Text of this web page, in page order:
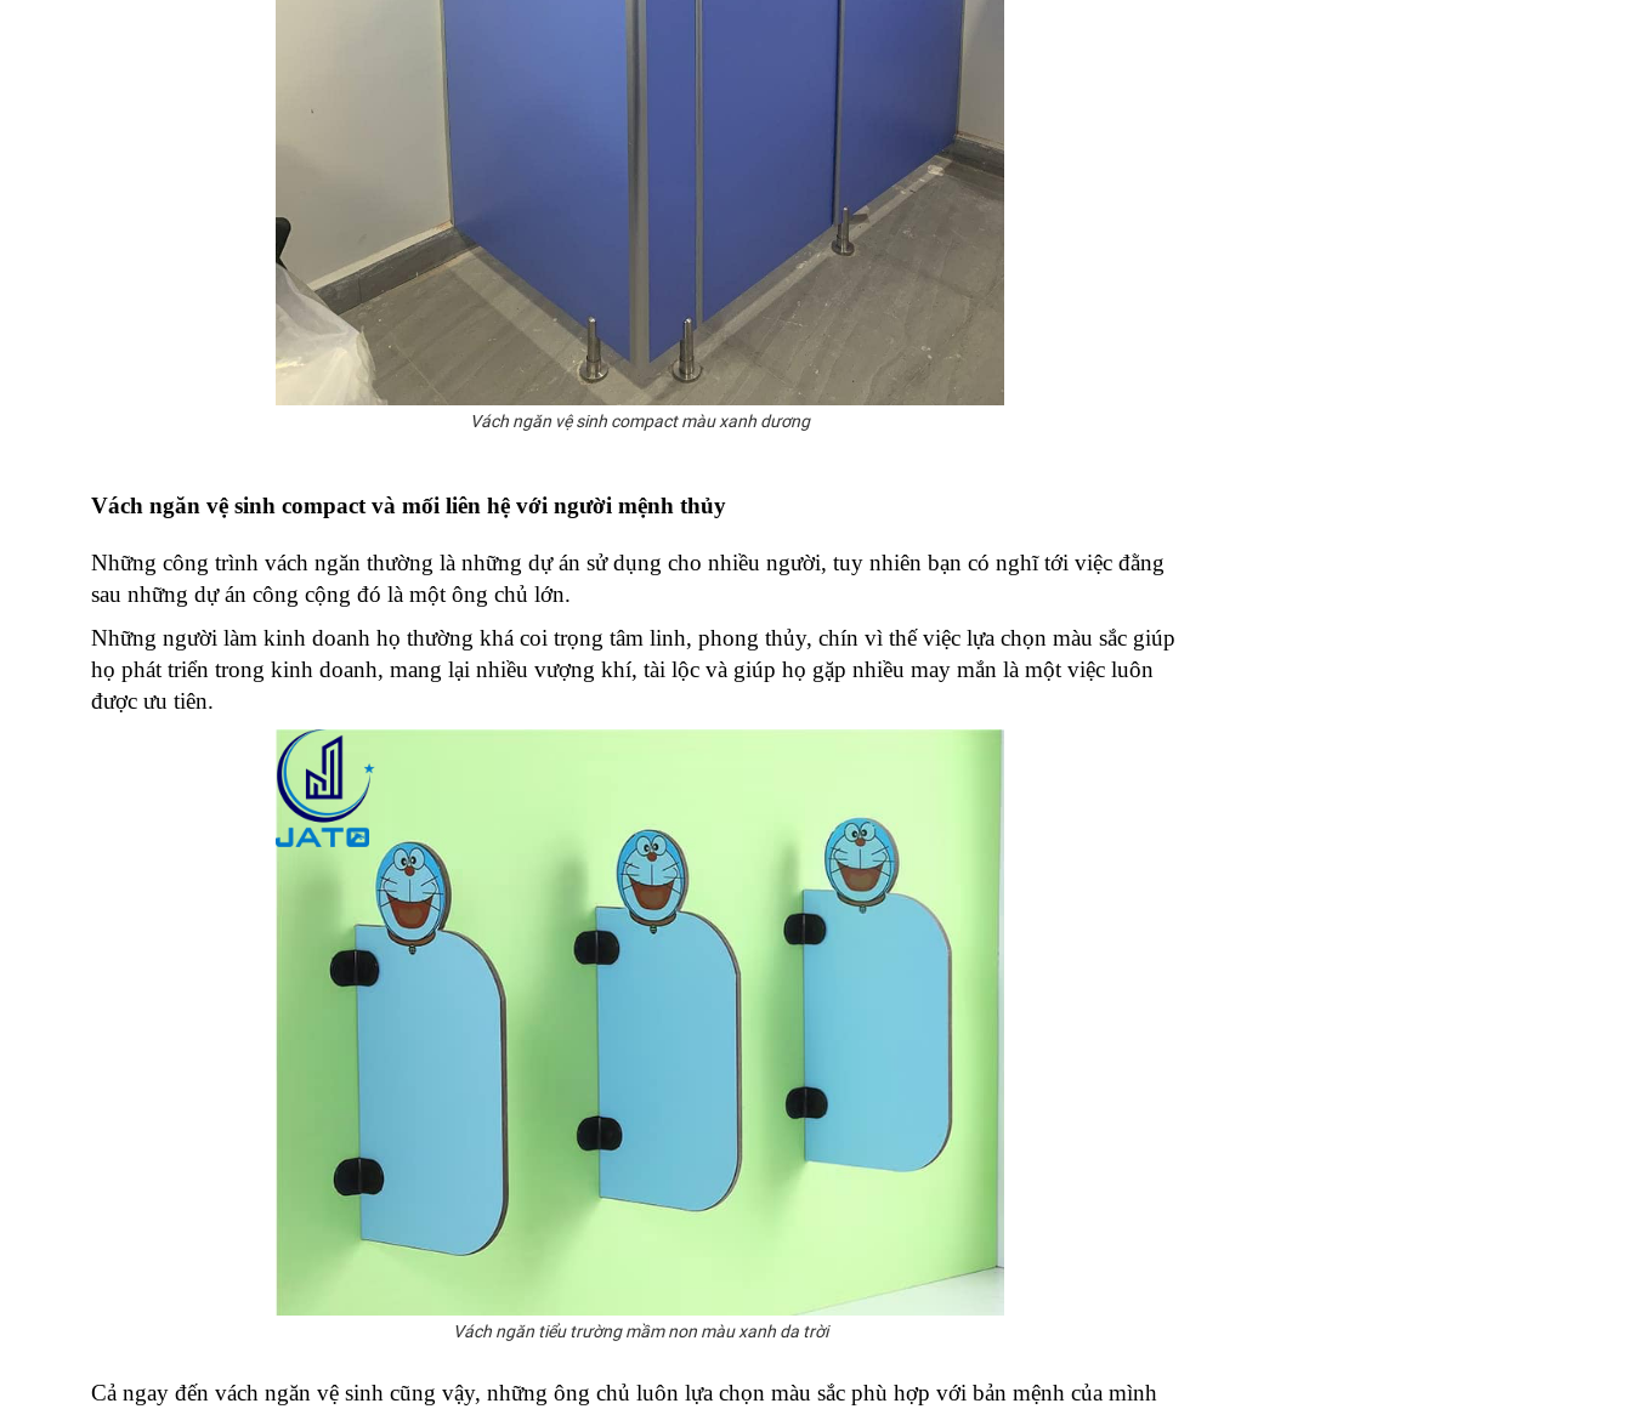
Vách ngăn vệ sinh compact màu xanh dương
Vách ngăn vệ sinh compact và mối liên hệ với người mệnh thủy
Những công trình vách ngăn thường là những dự án sử dụng cho nhiều người, tuy nhiên bạn có nghĩ tới việc đằng
sau những dự án công cộng đó là một ông chủ lớn.
Những người làm kinh doanh họ thường khá coi trọng tâm linh, phong thủy, chín vì thế việc lựa chọn màu sắc giúp
họ phát triển trong kinh doanh, mang lại nhiều vượng khí, tài lộc và giúp họ gặp nhiều may mắn là một việc luôn
được ưu tiên.
Vách ngăn tiểu trường mầm non màu xanh da trời
Cả ngay đến vách ngăn vệ sinh cũng vậy, những ông chủ luôn lựa chọn màu sắc phù hợp với bản mệnh của mình